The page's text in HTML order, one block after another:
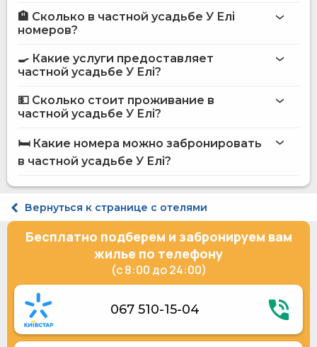
Больше информации про Частная усадьба У Елі
🏨 Сколько в частной усадьбе У Елі
номеров?
на сайте
🍳 Какие услуги предоставляет
частной усадьбе У Елі?
Интернет
Автостоянка
Сад
Размещение с животными
Прокат горнолыжного снаряжения
Принадлежности для барбекю
Уличная парковка
Терраса
Общая кухня
Микроволновая печь
Газовая/электрическая плита
Электрический чайник
Кухонные принадлежности
Электрогенератор
Беседки
Зарядка для электроавтомобилей
💵 Сколько стоит проживание в
частной усадьбе У Елі?
на сайте Hotels24.ua
🛏️ Какие номера можно забронировать
в частной усадьбе У Елі?
Стандарт двухместный
Полулюкс 4-местный
Апартаменты 6-местный
Вернуться к странице с отелями
Бесплатно подберем и забронируем вам
жилье по телефону
(с 8:00 до 24:00)
067 510-15-04